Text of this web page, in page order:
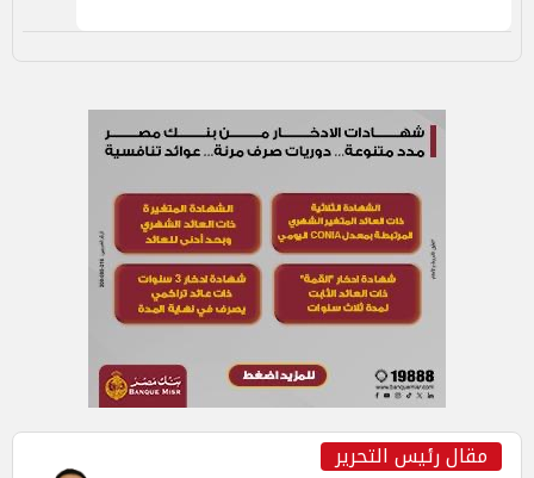
مقال رئيس التحرير